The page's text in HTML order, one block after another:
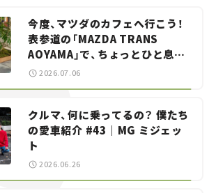
今度、マツダのカフェへ行こう！
表参道の「MAZDA TRANS
AOYAMA」で、ちょっとひと息。
——連載｜CCGとクルマでどうす
る？＜第13回＞
2026.07.06
クルマ、何に乗ってるの？ 僕たち
の愛車紹介 #43｜MG ミジェッ
ト
2026.06.26